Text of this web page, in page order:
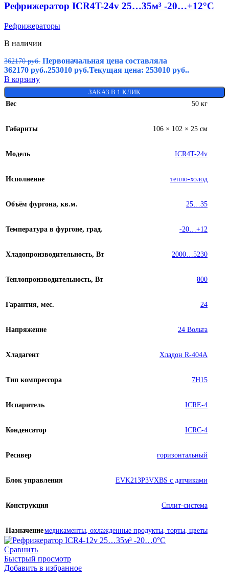
Рефрижератор ICR4T-24v 25…35м³ -20…+12°C
Рефрижераторы
В наличии
362170руб. Первоначальная цена составляла
362170 руб..253010 руб.Текущая цена: 253010 руб..
В корзину
ЗАКАЗ В 1 КЛИК
Вес 50 кг
Габариты 106 × 102 × 25 см
Модель ICR4T-24v
Исполнение тепло-холод
Объём фургона, кв.м. 25…35
Температура в фургоне, град. -20…+12
Хладопроизводительность, Вт 2000…5230
Теплопроизводительность, Вт 800
Гарантия, мес. 24
Напряжение 24 Вольта
Хладагент Хладон R-404A
Тип компрессора 7H15
Испаритель ICRE-4
Конденсатор ICRC-4
Ресивер горизонтальный
Блок управления EVK213P3VXBS с датчиками
Конструкция Сплит-система
Назначениемедикаменты охлажденные продукты торты цветы
Сравнить
Быстрый просмотр
Добавить в избранное